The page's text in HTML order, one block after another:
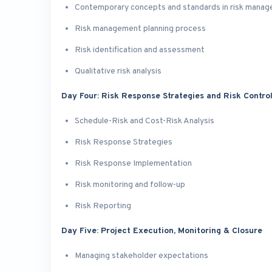
Contemporary concepts and standards in risk
Risk management planning process
Risk identification and assessment
Qualitative risk analysis
Day Four: Risk Response Strategies and Risk Control
Schedule-Risk and Cost-Risk Analysis
Risk Response Strategies
Risk Response Implementation
Risk monitoring and follow-up
Risk Reporting
Day Five: Project Execution, Monitoring & Closure
Managing stakeholder expectations